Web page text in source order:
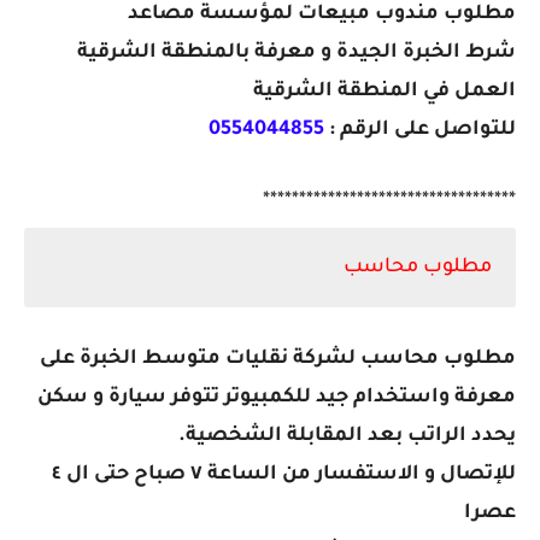
مطلوب مندوب مبيعات لمؤسسة مصاعد
شرط الخبرة الجيدة و معرفة بالمنطقة الشرقية
العمل في المنطقة الشرقية
للتواصل على الرقم : 0554044855
***********************************
مطلوب محاسب
مطلوب محاسب لشركة نقليات متوسط الخبرة على
معرفة واستخدام جيد للكمبيوتر تتوفر سيارة و سكن
يحدد الراتب بعد المقابلة الشخصية.
للإتصال و الاستفسار من الساعة ٧ صباح حتى ال ٤
عصرا